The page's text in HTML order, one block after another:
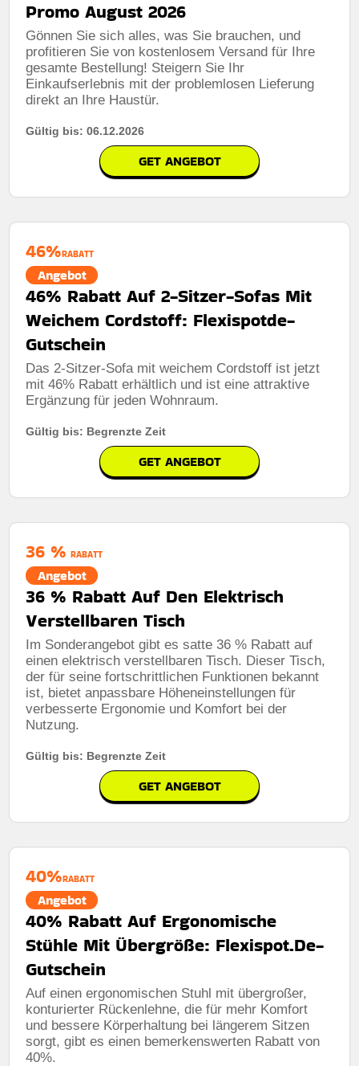
Kumulierbar:
kombinierbar
Bedingungen:Weitere informationen finden sie in den
geschäftsbedingungen auf der website des händlers
Promo August 2026
Gönnen Sie sich alles, was Sie brauchen, und
profitieren Sie von kostenlosem Versand für Ihre
gesamte Bestellung! Steigern Sie Ihr
Einkaufserlebnis mit der problemlosen Lieferung
direkt an Ihre Haustür.
Gültig bis: 06.12.2026
GET ANGEBOT
46%RABATT
Angebot
46% Rabatt Auf 2-Sitzer-Sofas Mit
Weichem Cordstoff: Flexispotde-
Gutschein
Das 2-Sitzer-Sofa mit weichem Cordstoff ist jetzt
mit 46% Rabatt erhältlich und ist eine attraktive
Ergänzung für jeden Wohnraum.
Gültig bis: Begrenzte Zeit
GET ANGEBOT
36 % RABATT
Angebot
36 % Rabatt Auf Den Elektrisch
Verstellbaren Tisch
Im Sonderangebot gibt es satte 36 % Rabatt auf
einen elektrisch verstellbaren Tisch. Dieser Tisch,
der für seine fortschrittlichen Funktionen bekannt
ist, bietet anpassbare Höheneinstellungen für
verbesserte Ergonomie und Komfort bei der
Nutzung.
Gültig bis: Begrenzte Zeit
GET ANGEBOT
40%RABATT
Angebot
40% Rabatt Auf Ergonomische
Stühle Mit Übergröße: Flexispot.De-
Gutschein
Auf einen ergonomischen Stuhl mit übergroßer,
konturierter Rückenlehne, die für mehr Komfort
und bessere Körperhaltung bei längerem Sitzen
sorgt, gibt es einen bemerkenswerten Rabatt von
40%.